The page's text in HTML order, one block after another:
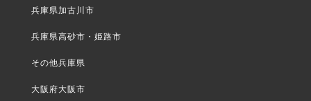
兵庫県加古川市
兵庫県高砂市・姫路市
その他兵庫県
大阪府大阪市